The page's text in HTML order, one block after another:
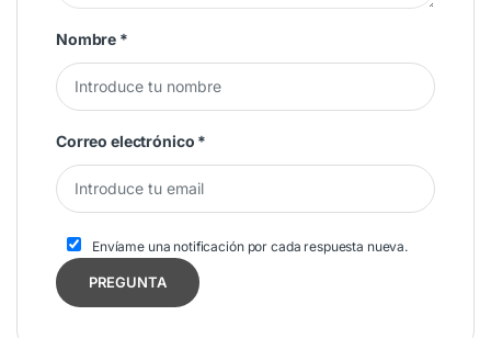
Nombre *
Correo electrónico *
Envíame una notificación por cada respuesta nueva.